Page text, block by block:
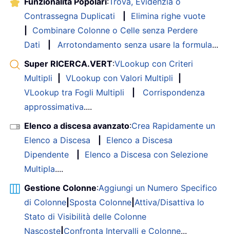
Contrassegna Duplicati
Elimina righe vuote
Combinare Colonne o Celle senza Perdere
Dati
Arrotondamento senza usare la formula...
Super RICERCA.VERT:VLookup con Criteri
Multipli
VLookup con Valori Multipli
VLookup tra Fogli Multipli
Corrispondenza
approssimativa....
Elenco a discesa avanzato:Crea Rapidamente un
Elenco a Discesa
Elenco a Discesa
Dipendente
Elenco a Discesa con Selezione
Multipla....
Gestione Colonne:Aggiungi un Numero Specifico
di Colonne Sposta Colonne Attiva/Disattiva lo
Stato di Visibilità delle Colonne
Nascoste Confronta Intervalli e Colonne...